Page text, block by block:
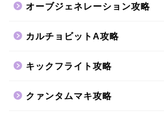
オーブジェネレーション攻略
カルチョビットA攻略
キックフライト攻略
クァンタムマキ攻略